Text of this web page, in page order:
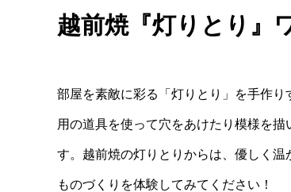
越前焼『灯りとり』
部屋を素敵に彩る「灯りとり」を手作
用の道具を使って穴をあけたり模様を
す。越前焼の灯りとりからは、優しく
ものづくりを体験してみてください！